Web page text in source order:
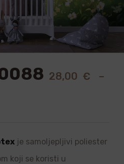
28,00 €
–
je samoljepljivi poliester
koji se koristi u